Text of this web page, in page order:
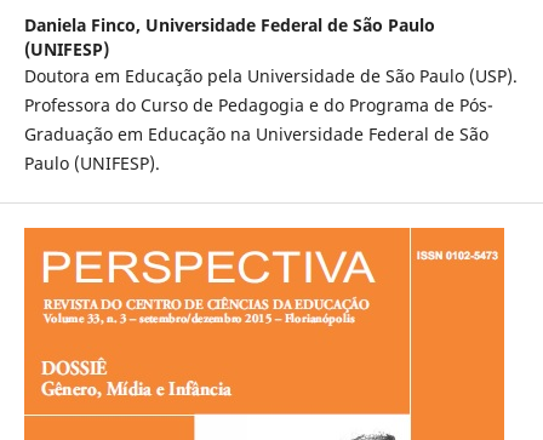
Daniela Finco, Universidade Federal de São Paulo
(UNIFESP)
Doutora em Educação pela Universidade de São Paulo (USP).
Professora do Curso de Pedagogia e do Programa de Pós-
Graduação em Educação na Universidade Federal de São
Paulo (UNIFESP).